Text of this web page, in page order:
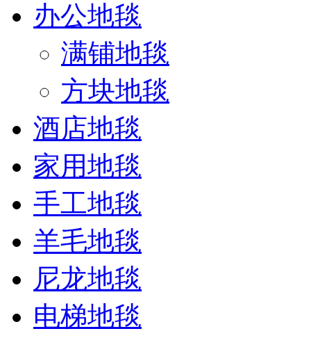
办公地毯
满铺地毯
方块地毯
酒店地毯
家用地毯
手工地毯
羊毛地毯
尼龙地毯
电梯地毯